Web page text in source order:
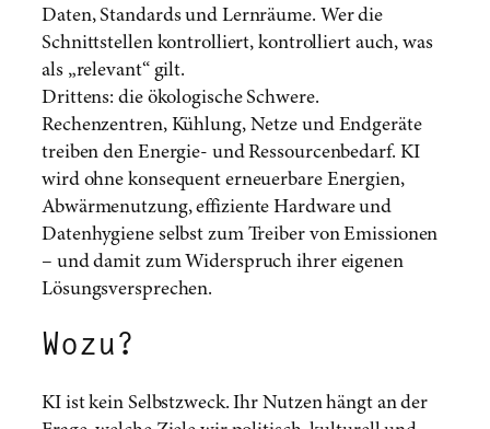
Daten, Standards und Lernräume. Wer die
Schnittstellen kontrolliert, kontrolliert auch, was
als „relevant“ gilt.
Drittens: die ökologische Schwere.
Rechenzentren, Kühlung, Netze und Endgeräte
treiben den Energie- und Ressourcenbedarf. KI
wird ohne konsequent erneuerbare Energien,
Abwärmenutzung, effiziente Hardware und
Datenhygiene selbst zum Treiber von Emissionen
– und damit zum Widerspruch ihrer eigenen
Lösungsversprechen.
Wozu?
KI ist kein Selbstzweck. Ihr Nutzen hängt an der